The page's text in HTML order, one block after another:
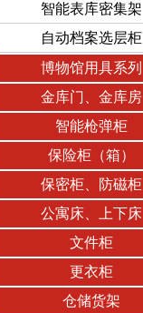
智能表库密集架
自动档案选层柜
博物馆用具系列
金库门、金库房
智能枪弹柜
保险柜（箱）
保密柜、防磁柜
公寓床、上下床
文件柜
更衣柜
仓储货架